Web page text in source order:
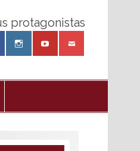
protagonistas